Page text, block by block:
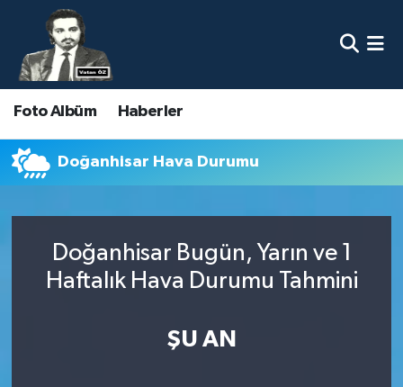
Foto Albüm Haberler
Doğanhisar Hava Durumu
Doğanhisar Bugün, Yarın ve 1
Haftalık Hava Durumu Tahmini
ŞU AN
Nöbetçi Eczaneler
Hava Durumu
Namaz Vakitleri
Süper Lig Puan Durumu ve Fikstür
Son Dakika Haberleri